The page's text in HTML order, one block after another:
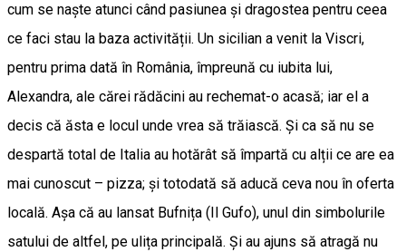
cum se naște atunci când pasiunea și dragostea pentru ceea
ce faci stau la baza activității. Un sicilian a venit la Viscri,
pentru prima dată în România, împreună cu iubita lui,
Alexandra, ale cărei rădăcini au rechemat-o acasă; iar el a
decis că ăsta e locul unde vrea să trăiască. Și ca să nu se
despartă total de Italia au hotărât să împartă cu alții ce are ea
mai cunoscut – pizza; și totodată să aducă ceva nou în oferta
locală. Așa că au lansat Bufnița (Il Gufo), unul din simbolurile
satului de altfel, pe ulița principală. Și au ajuns să atragă nu